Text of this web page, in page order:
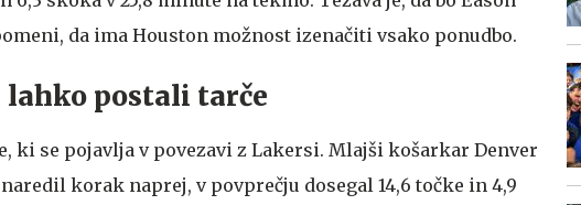
da ima Houston možnost izenačiti vsako ponudbo.
postali tarče
ki se pojavlja v povezavi z Lakersi. Mlajši košarkar Denver
korak naprej, v povprečju dosegal 14,6 točke in 4,9